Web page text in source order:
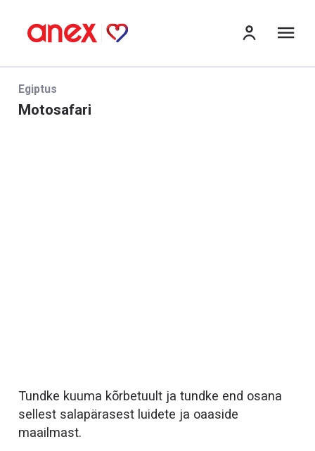
Egiptus
Motosafari
Tundke kuuma kõrbetuult ja tundke end osana
sellest salapärasest luidete ja oaaside
maailmast.